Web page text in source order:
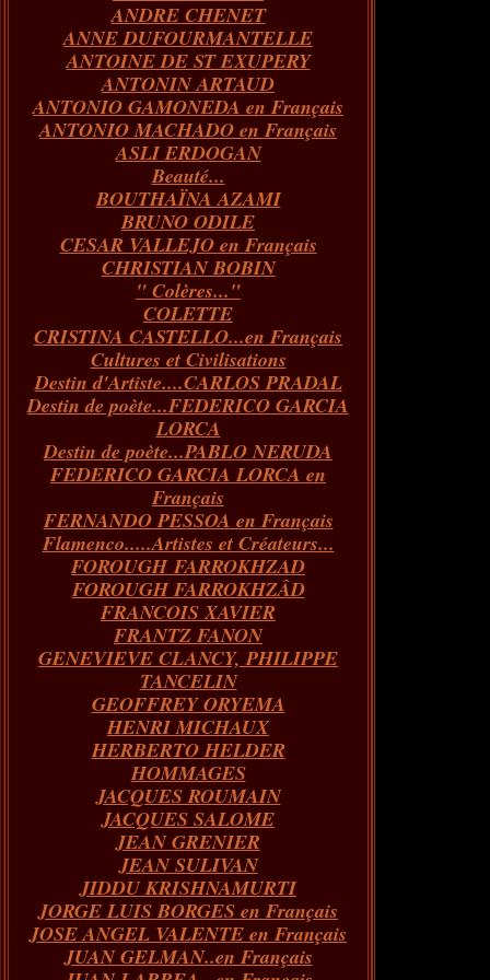
Janvier(60)
Février(68)
Janvier(86)
Mars(65)
Février(70)
Janvier(66)
Avril(76)
Mars(66)
Février(67)
Janvier(73)
Mai(82)
Avril(62)
Mars(66)
Février(55)
Janvier(43)
Juin(84)
Mai(89)
Avril(59)
Mars(73)
Février(54)
Janvier(51)
Juillet(72)
Juin(65)
Mai(97)
Avril(73)
Mars(100)
Février(146)
Janvier(124)
Août(40)
Juillet(31)
Juin(26)
ANDRE CHENET
ANNE DUFOURMANTELLE
ANTOINE DE ST EXUPERY
ANTONIN ARTAUD
ANTONIO GAMONEDA en Français
ANTONIO MACHADO en Français
ASLI ERDOGAN
Beauté...
BOUTHAÏNA AZAMI
BRUNO ODILE
CESAR VALLEJO en Français
CHRISTIAN BOBIN
" Colères..."
COLETTE
CRISTINA CASTELLO...en Français
Cultures et Civilisations
Destin d'Artiste....CARLOS PRADAL
Destin de poète...FEDERICO GARCIA
LORCA
Destin de poète...PABLO NERUDA
FEDERICO GARCIA LORCA en
Français
FERNANDO PESSOA en Français
Flamenco.....Artistes et Créateurs...
FOROUGH FARROKHZAD
FOROUGH FARROKHZÂD
FRANCOIS XAVIER
FRANTZ FANON
GENEVIEVE CLANCY, PHILIPPE
TANCELIN
GEOFFREY ORYEMA
HENRI MICHAUX
HERBERTO HELDER
HOMMAGES
JACQUES ROUMAIN
JACQUES SALOME
JEAN GRENIER
JEAN SULIVAN
JIDDU KRISHNAMURTI
JORGE LUIS BORGES en Français
JOSE ANGEL VALENTE en Français
JUAN GELMAN..en Français